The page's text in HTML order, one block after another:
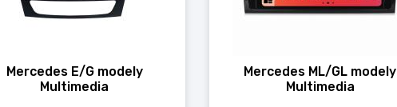
Mercedes E/G modely
Multimedia
Mercedes ML/GL modely
Multimedia